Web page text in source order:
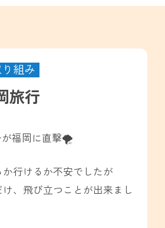
組み
旅行
が福岡に直撃🌪
行けるか不安でしたが
、飛び立つことが出来まし